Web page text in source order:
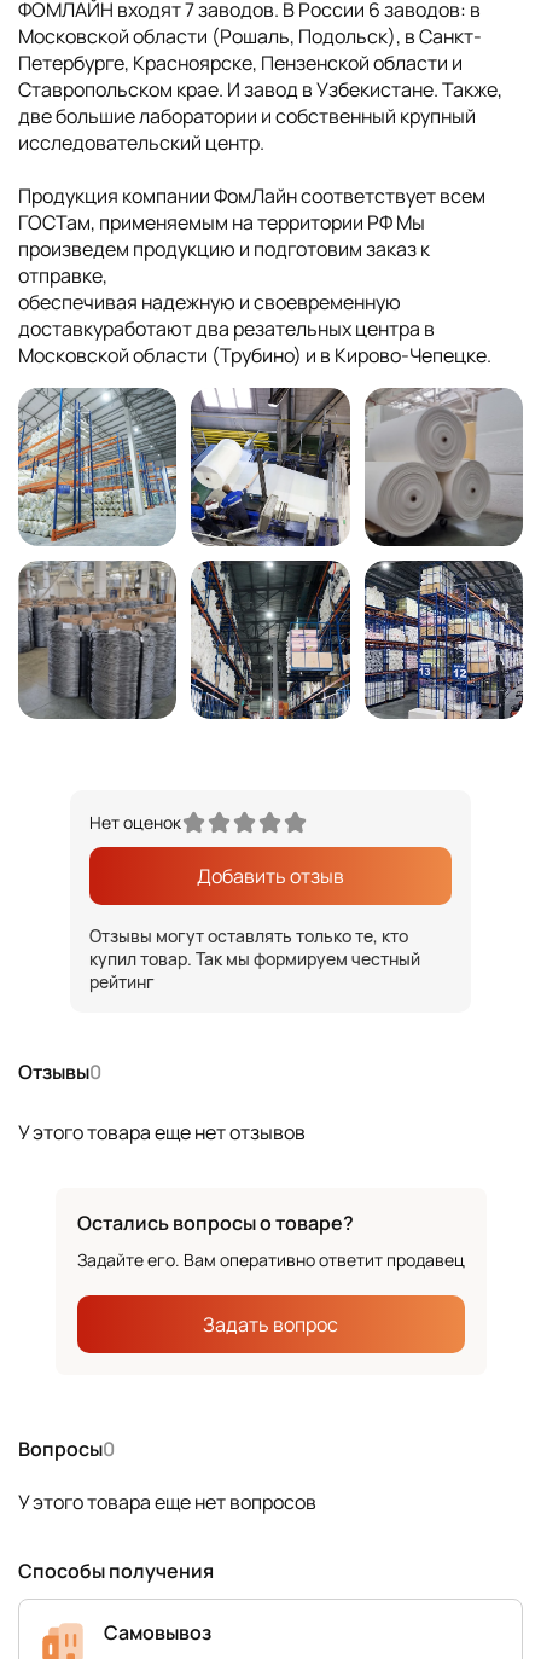
ФОМЛАЙН входят 7 заводов. В России 6 заводов: в
Московской области (Рошаль, Подольск), в Санкт-
Петербурге, Красноярске, Пензенской области и
Ставропольском крае. И завод в Узбекистане. Также,
две большие лаборатории и собственный крупный
исследовательский центр.
Продукция компании ФомЛайн соответствует всем
ГОСТам, применяемым на территории РФ Мы
произведем продукцию и подготовим заказ к
отправке,
обеспечивая надежную и своевременную
доставкуработают два резательных центра в
Московской области (Трубино) и в Кирово-Чепецке.
Отзывы0
У этого товара еще нет отзывов
Нет оценок
Добавить отзыв
Отзывы могут оставлять только те, кто
купил товар. Так мы формируем честный
рейтинг
Вопросы0
У этого товара еще нет вопросов
Способы получения
Самовывоз
Остались вопросы о товаре?
Задайте его. Вам оперативно ответит продавец
Задать вопрос